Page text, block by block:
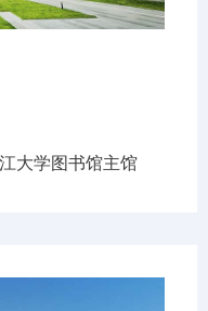
大学图书馆主馆